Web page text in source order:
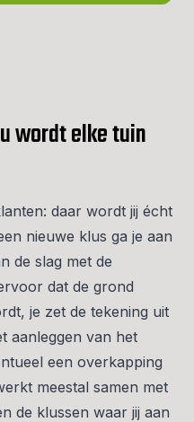
wordt elke tuin
daar wordt jij écht
nieuwe klus ga je aan
de slag met de
dat de grond
je zet de tekening uit
aanleggen van het
een overkapping
meestal samen met
de klussen waar jij aan